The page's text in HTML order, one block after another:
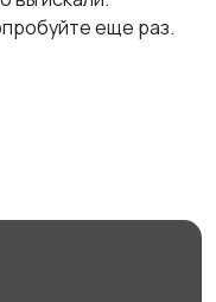
еще раз.